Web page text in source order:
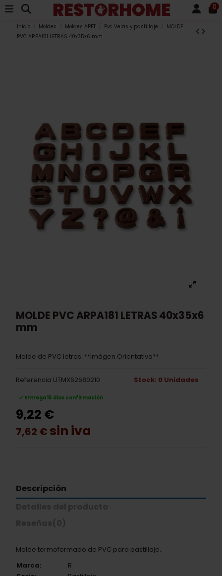
0
Inicio Moldes Moldes APET Pvc Velas y pastillaje
MOLDE
PVC ARPA181 LETRAS 40x35x6 mm
MOLDE PVC ARPA181 LETRAS 40x35x6
mm
Molde de PVC letras. **Imágen Orientativa**
Referencia UTMX62680210 Stock: 0 Unidades
Entrega 15 dias confirmación
9,22 €
7,62 € sin iva
Descripción
Molde termoformado de PVC para pastillaje..
Marca:
R